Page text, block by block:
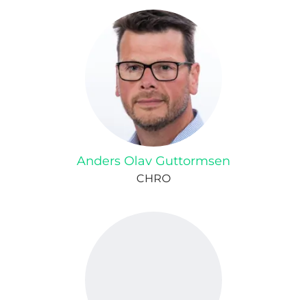
Anders Olav Guttormsen
CHRO